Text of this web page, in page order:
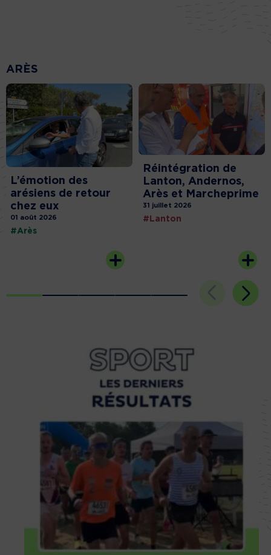
ARÈS
L’émotion des
arésiens de retour
chez eux
01 août 2026
#Arès
Réintégration de
Lanton, Andernos,
Arès et Marcheprime
31 juillet 2026
#Lanton